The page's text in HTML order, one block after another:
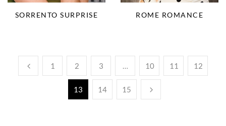
SORRENTO SURPRISE ROME ROMANCE
1 2 3 … 10 11 12
13 14 15